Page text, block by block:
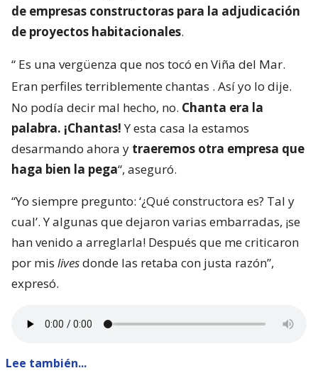
de empresas constructoras para la adjudicación
de proyectos habitacionales.
“ Es una vergüenza que nos tocó en Viña del Mar.
Eran perfiles terriblemente chantas . Así yo lo dije.
No podía decir mal hecho, no. Chanta era la
palabra. ¡Chantas!Y esta casa la estamos
desarmando ahora y traeremos otra empresa que
haga bien la pega“, aseguró.
“Yo siempre pregunto: ‘¿Qué constructora es? Tal y
cual’. Y algunas que dejaron varias embarradas, ¡se
han venido a arreglarla! Después que me criticaron
por mis livesdonde las retaba con justa razón”,
expresó.
Lee también...